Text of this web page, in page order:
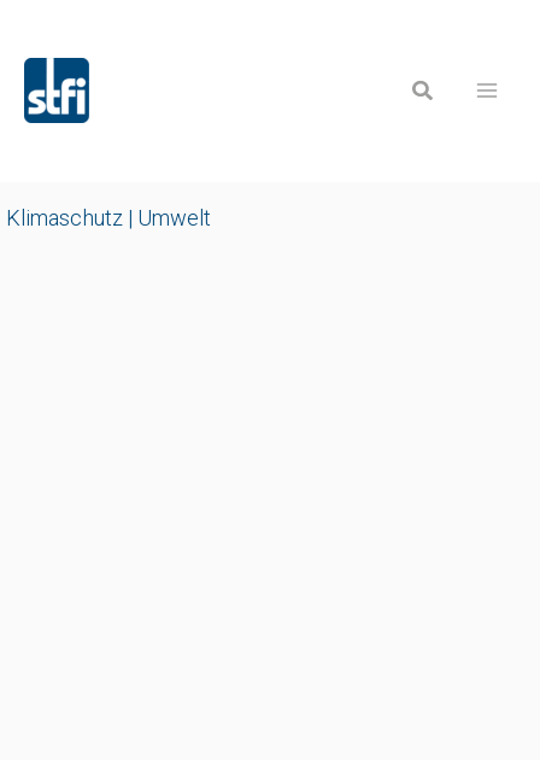
Inhalt
springen
Suchen
Klimaschutz | Umwelt